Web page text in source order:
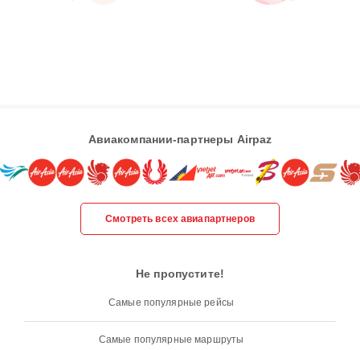
Авиакомпании-партнеры Airpaz
Смотреть всех авиапартнеров
Не пропустите!
Самые популярные рейсы
Самые популярные маршруты